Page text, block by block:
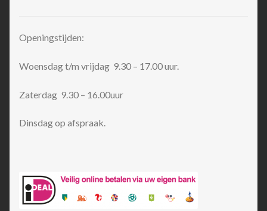
Openingstijden:
Woensdag t/m vrijdag 9.30 – 17.00 uur.
Zaterdag 9.30 – 16.00uur
Dinsdag op afspraak.